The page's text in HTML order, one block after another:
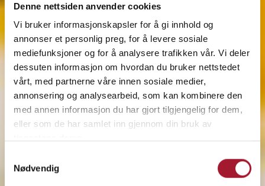
Denne nettsiden anvender cookies
Vi bruker informasjonskapsler for å gi innhold og
annonser et personlig preg, for å levere sosiale
mediefunksjoner og for å analysere trafikken vår. Vi deler
dessuten informasjon om hvordan du bruker nettstedet
vårt, med partnerne våre innen sosiale medier,
annonsering og analysearbeid, som kan kombinere den
med annen informasjon du har gjort tilgjengelig for dem,
eller som de har samlet inn gjennom din bruk av
Nødvendig